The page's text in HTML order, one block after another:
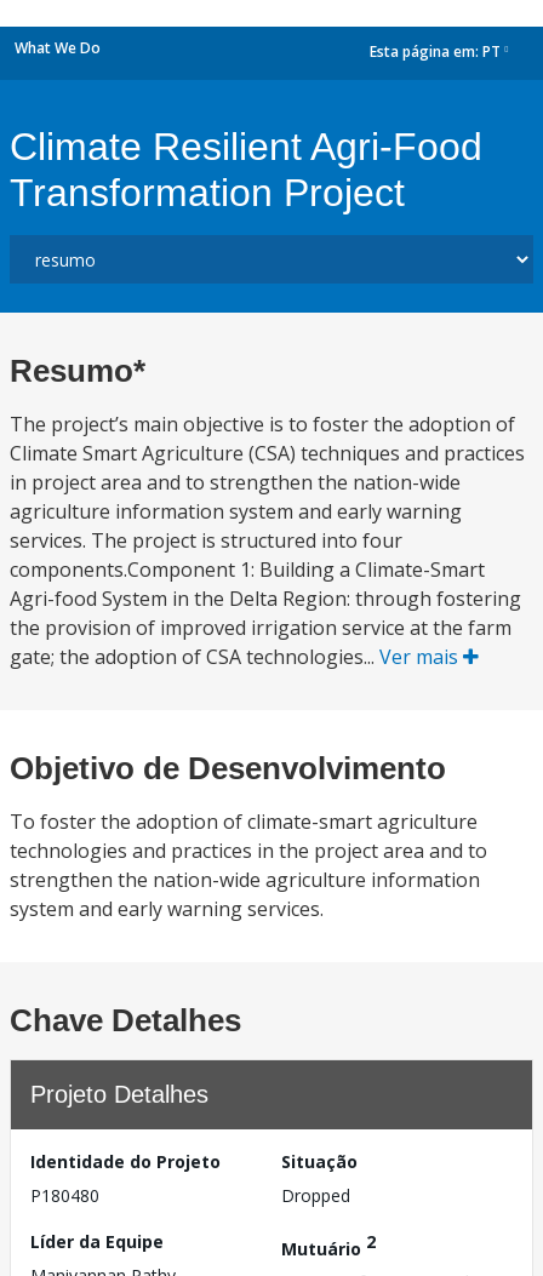
What We Do Esta página em: PT
Climate Resilient Agri-Food
Transformation Project
Resumo*
The project’s main objective is to foster the adoption of
Climate Smart Agriculture (CSA) techniques and practices
in project area and to strengthen the nation-wide
agriculture information system and early warning
services. The project is structured into four
components.Component 1: Building a Climate-Smart
Agri-food System in the Delta Region: through fostering
the provision of improved irrigation service at the farm
gate; the adoption of CSA technologies... Ver mais
Objetivo de Desenvolvimento
To foster the adoption of climate-smart agriculture
technologies and practices in the project area and to
strengthen the nation-wide agriculture information
system and early warning services.
Chave Detalhes
Projeto Detalhes
Identidade do Projeto
P180480
Situação
Dropped
Líder da Equipe
Mutuário 2